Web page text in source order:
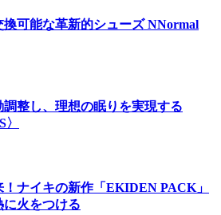
換可能な革新的シューズ NNormal
整し、理想の眠りを実現する
ナイキの新作「EKIDEN PACK」
火をつける